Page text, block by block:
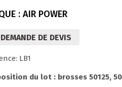
: AIR POWER
DEMANDE DE DEVIS
LB1
du lot : brosses 50125,